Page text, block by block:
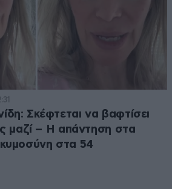
Σκέφτεται να βαφτίσει
μαζί – Η απάντηση στα
στα 54